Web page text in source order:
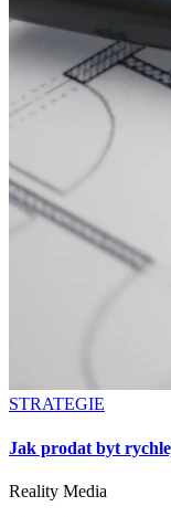
STRATEGIE
Jak prodat byt
Reality Media